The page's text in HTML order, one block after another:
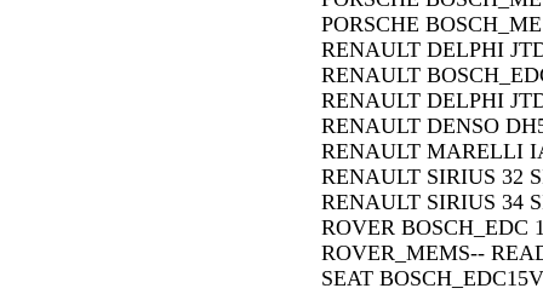
PORSCHE
RENAULT DELPHI
RENAULT
RENAULT DELPHI
RENAULT DENSO
RENAULT MARELLI
RENAULT SIRIUS 32
RENAULT SIRIUS 34
ROVER BOSCH_EDC
ROVER_MEMS--
SEAT